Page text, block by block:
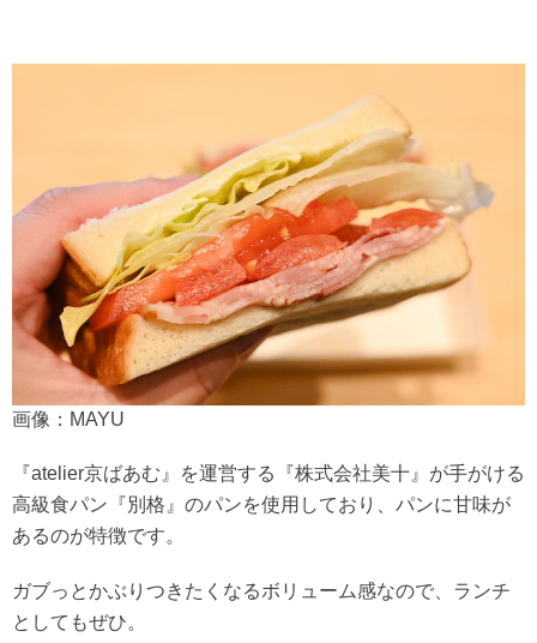
画像：MAYU
『atelier京ばあむ』を運営する『株式会社美十』が手がける
高級食パン『別格』のパンを使用しており、パンに甘味が
あるのが特徴です。
ガブっとかぶりつきたくなるボリューム感なので、ランチ
としてもぜひ。